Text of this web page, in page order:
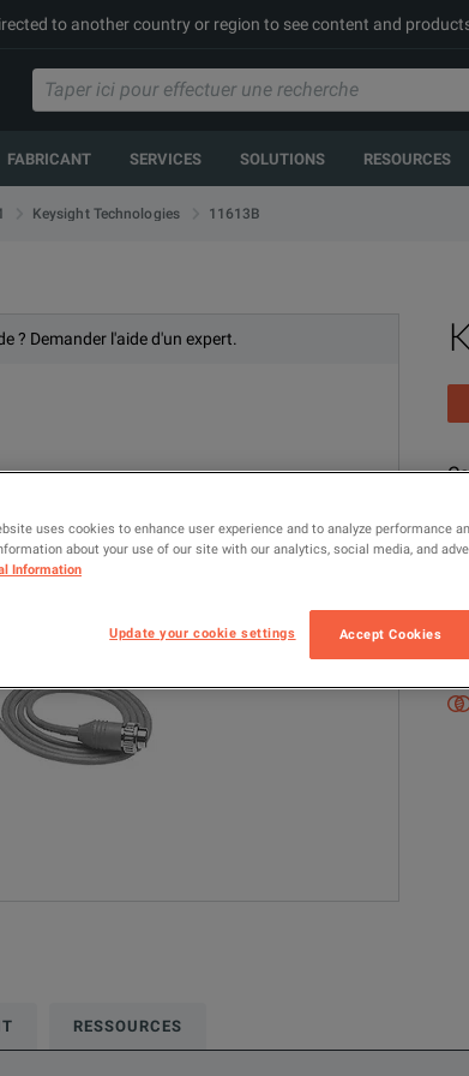
to another country or region to see content and
FABRICANT SERVICES SOLUTIONS RESOURCES
Keysight Technologies 11613B
? Demander l'aide d'un expert.
RESSOURCES
uses cookies to enhance user experience and to analyze performance
about your use of our site with our analytics, social media, and
Information
Update your cookie settings Accept Cookies